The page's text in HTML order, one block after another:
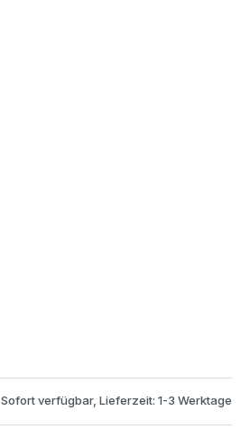
Sofort verfügbar, Lieferzeit: 1-3 Werktage